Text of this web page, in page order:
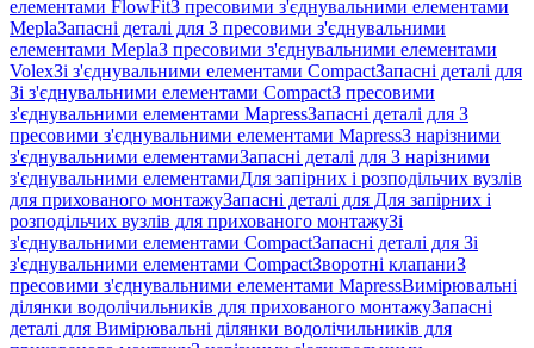
елементами FlowFitЗ пресовими з'єднувальними елементами
MeplaЗапасні деталі для З пресовими з'єднувальними
елементами MeplaЗ пресовими з'єднувальними елементами
VolexЗі з'єднувальними елементами CompactЗапасні деталі для
Зі з'єднувальними елементами CompactЗ пресовими
з'єднувальними елементами MapressЗапасні деталі для З
пресовими з'єднувальними елементами MapressЗ нарізними
з'єднувальними елементамиЗапасні деталі для З нарізними
з'єднувальними елементамиДля запірних і розподільчих вузлів
для прихованого монтажуЗапасні деталі для Для запірних і
розподільчих вузлів для прихованого монтажуЗі
з'єднувальними елементами CompactЗапасні деталі для Зі
з'єднувальними елементами CompactЗворотні клапаниЗ
пресовими з'єднувальними елементами MapressВимірювальні
ділянки водолічильників для прихованого монтажуЗапасні
деталі для Вимірювальні ділянки водолічильників для